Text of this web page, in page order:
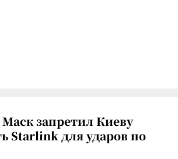
запретил Киеву
Starlink для ударов по